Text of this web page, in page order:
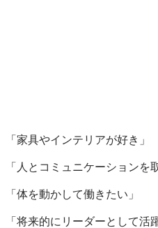
「家具やインテリアが好き」
「人とコミュニケーションを
「体を動かして働きたい」
「将来的にリーダーとして活